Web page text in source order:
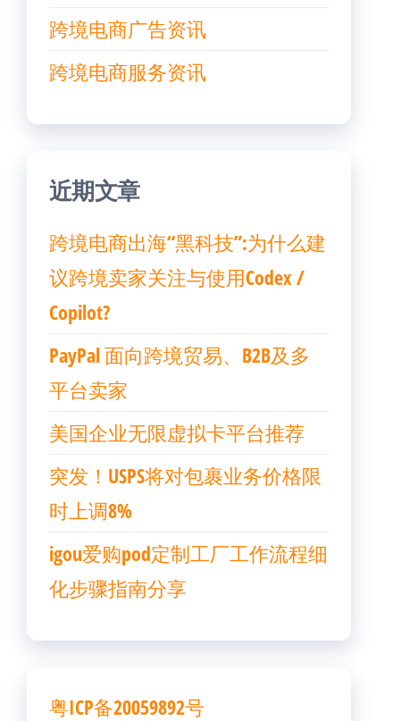
跨境电商广告资讯
跨境电商服务资讯
近期文章
跨境电商出海“黑科技”:为什么建
议跨境卖家关注与使用Codex /
Copilot?
PayPal 面向跨境贸易、B2B及多
平台卖家
美国企业无限虚拟卡平台推荐
突发！USPS将对包裹业务价格限
时上调8%
igou爱购pod定制工厂工作流程细
化步骤指南分享
粤ICP备20059892号